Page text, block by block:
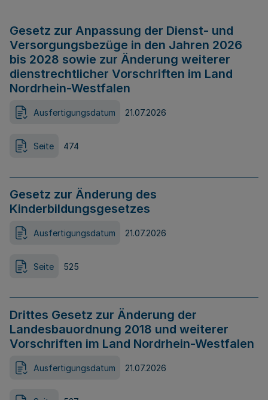
Gesetz zur Anpassung der Dienst- und
Versorgungsbezüge in den Jahren 2026
bis 2028 sowie zur Änderung weiterer
dienstrechtlicher Vorschriften im Land
Nordrhein-Westfalen
Ausfertigungsdatum 21.07.2026
Seite 474
Gesetz zur Änderung des
Kinderbildungsgesetzes
Ausfertigungsdatum 21.07.2026
Seite 525
Drittes Gesetz zur Änderung der
Landesbauordnung 2018 und weiterer
Vorschriften im Land Nordrhein-Westfalen
Ausfertigungsdatum 21.07.2026